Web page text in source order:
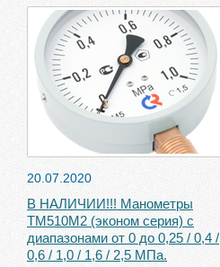
20.07.2020
В НАЛИЧИИ!!! Манометры
ТМ510М2 (эконом серия) с
диапазонами от 0 до 0,25 / 0,4 /
0,6 / 1,0 / 1,6 / 2,5 МПа.